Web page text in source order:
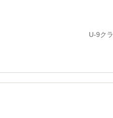
ム U-9クラ